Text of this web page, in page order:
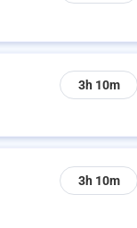
3h 10m
3h 10m